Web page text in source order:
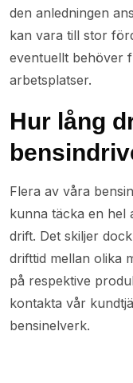
den anledningen
kan vara till stor
eventuellt behöver
arbetsplatser.
Hur lång
Flera av våra
kunna täcka en hel
drift. Det skiljer
drifttid mellan olika
på respektive
kontakta vår
bensinelverk.